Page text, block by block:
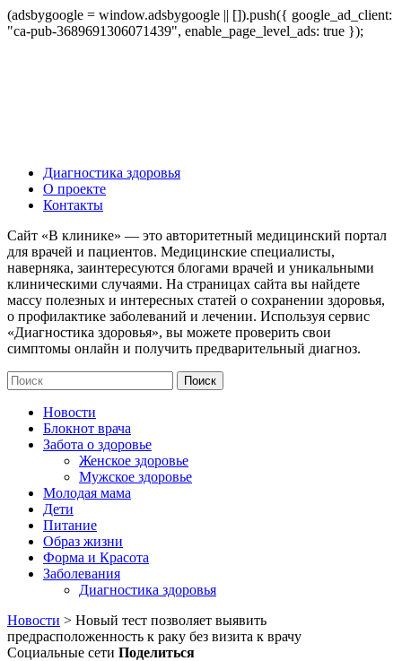
(adsbygoogle = window.adsbygoogle || []).push({ google_ad_client:
"ca-pub-3689691306071439", enable_page_level_ads: true });
Диагностика здоровья
О проекте
Контакты
Сайт «В клинике» — это авторитетный медицинский портал
для врачей и пациентов. Медицинские специалисты,
наверняка, заинтересуются блогами врачей и уникальными
клиническими случаями. На страницах сайта вы найдете
массу полезных и интересных статей о сохранении здоровья,
о профилактике заболеваний и лечении. Используя сервис
«Диагностика здоровья», вы можете проверить свои
симптомы онлайн и получить предварительный диагноз.
Новости
Блокнот врача
Забота о здоровье
Женское здоровье
Мужское здоровье
Молодая мама
Дети
Питание
Образ жизни
Форма и Красота
Заболевания
Диагностика здоровья
Новости > Новый тест позволяет выявить
предрасположенность к раку без визита к врачу
Социальные сети Поделиться